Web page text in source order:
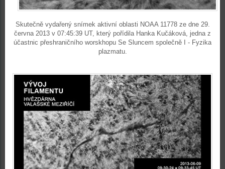
Skutečně vydařený snímek aktivní oblasti NOAA 11778 ze dne 29.
června 2013 v 07:45:39 UT, který pořídila Hanka Kučáková, jedna z
účastnic přeshraničního worskhopu Se Sluncem společně I - Fyzika
plazmatu.